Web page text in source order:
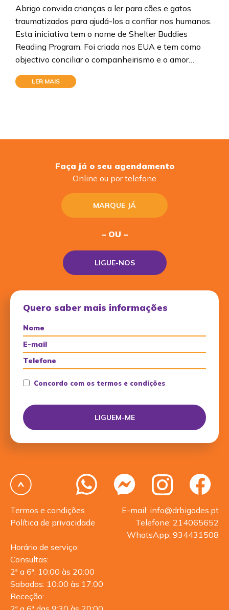
Abrigo convida crianças a ler para cães e gatos
traumatizados para ajudá-los a confiar nos humanos.
Esta iniciativa tem o nome de Shelter Buddies
Reading Program. Foi criada nos EUA e tem como
objectivo conciliar o companheirismo e o amor…
LER MAIS
Faça já o seu agendamento
Online ou por telefone
MARQUE JÁ
– OU –
LIGUE-NOS
Quero saber mais informações
Concordo com os termos e condições
Termos e condições
Política de privacidade
E-mail: info@drbigodes.pt
Telefone: 214065652
WhatsApp: 934431508
Horário de serviço:
Consultas:
2ª a 6ª: 10:00 às 20:00
Sabados: 10:00 às 17:00
Receção: